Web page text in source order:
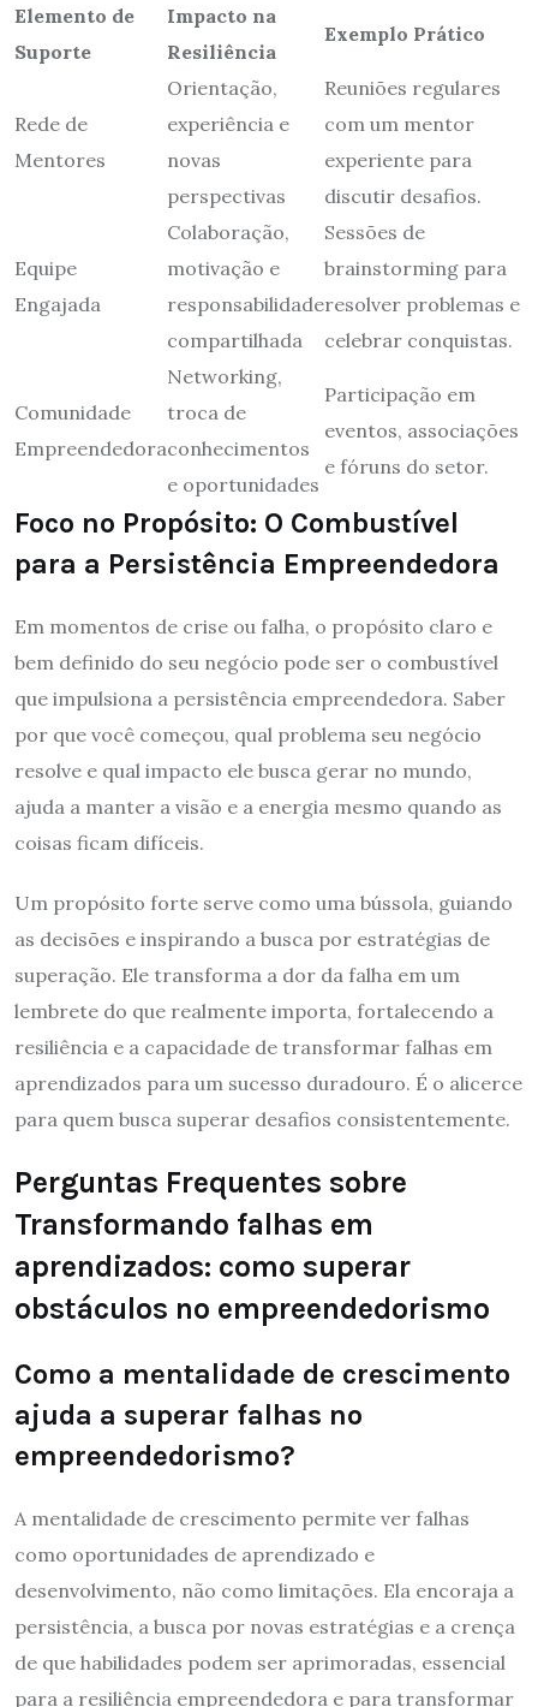
Elemento de
Suporte
Impacto na
Resiliência
Exemplo Prático
Rede de
Mentores
Orientação,
experiência e
novas
perspectivas
Reuniões regulares
com um mentor
experiente para
discutir desafios.
Equipe
Engajada
Colaboração,
motivação e
responsabilidade
compartilhada
Sessões de
brainstorming para
resolver problemas e
celebrar conquistas.
Comunidade
Empreendedora
Networking,
troca de
conhecimentos
e oportunidades
Participação em
eventos, associações
e fóruns do setor.
Foco no Propósito: O Combustível
para a Persistência Empreendedora
Em momentos de crise ou falha, o propósito claro e
bem definido do seu negócio pode ser o combustível
que impulsiona a persistência empreendedora. Saber
por que você começou, qual problema seu negócio
resolve e qual impacto ele busca gerar no mundo,
ajuda a manter a visão e a energia mesmo quando as
coisas ficam difíceis.
Um propósito forte serve como uma bússola, guiando
as decisões e inspirando a busca por estratégias de
superação. Ele transforma a dor da falha em um
lembrete do que realmente importa, fortalecendo a
resiliência e a capacidade de transformar falhas em
aprendizados para um sucesso duradouro. É o alicerce
para quem busca superar desafios consistentemente.
Perguntas Frequentes sobre
Transformando falhas em
aprendizados: como superar
obstáculos no empreendedorismo
Como a mentalidade de crescimento
ajuda a superar falhas no
empreendedorismo?
A mentalidade de crescimento permite ver falhas
como oportunidades de aprendizado e
desenvolvimento, não como limitações. Ela encoraja a
persistência, a busca por novas estratégias e a crença
de que habilidades podem ser aprimoradas, essencial
para a resiliência empreendedora e para transformar